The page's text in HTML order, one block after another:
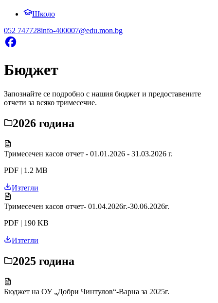
Школо
052 747728info-400007@edu.mon.bg
Бюджет
Запознайте се подробно с нашия бюджет и предоставените
отчети за всяко тримесечие.
2026 година
Тримесечен касов отчет - 01.01.2026 - 31.03.2026 г.
PDF | 1.2 MB
Изтегли
Тримесечен касов отчет- 01.04.2026г.-30.06.2026г.
PDF | 190 KB
Изтегли
2025 година
Бюджет на ОУ „Добри Чинтулов“-Варна за 2025г.